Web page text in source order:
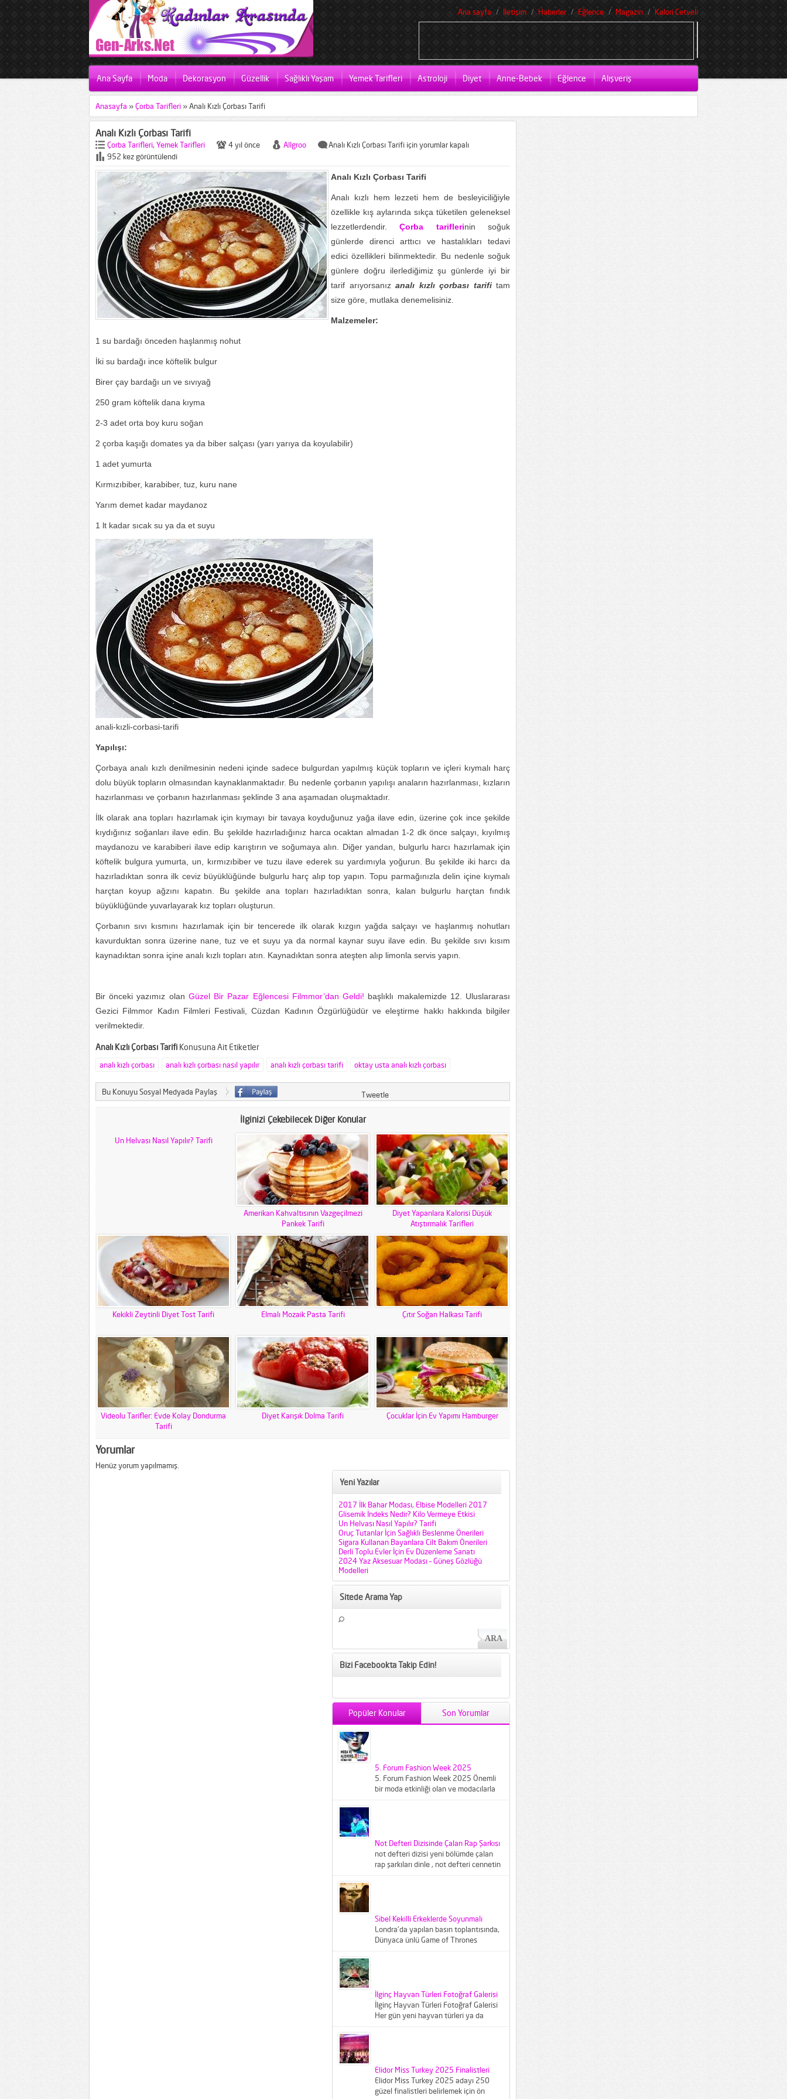
Ana sayfa İletişim Haberler Eğlence Magazin Kalori Cetveli
Ana Sayfa Moda Dekorasyon Güzellik Sağlıklı Yaşam Yemek Tarifleri Astroloji Diyet Anne-Bebek Eğlence Alışveriş
Anasayfa »Çorba Tarifleri »Analı Kızlı Çorbası Tarifi
Analı Kızlı Çorbası Tarifi
Çorba Tarifleri, Yemek Tarifleri 4 yıl önce Allgroo Analı Kızlı Çorbası Tarifi içinyorumlar kapalı
952 kez görüntülendi
Analı Kızlı Çorbası Tarifi
Analı kızlı hem lezzeti hem de besleyiciliğiyle
özellikle kış aylarında sıkça tüketilen geleneksel
lezzetlerdendir.Çorba tariflerinin soğuk
günlerde direnci arttıcı ve hastalıkları tedavi
edici özellikleri bilinmektedir. Bu nedenle soğuk
günlere doğru ilerlediğimiz şu günlerde iyi bir
tarif arıyorsanız analı kızlı çorbası tarifitam
size göre, mutlaka denemelisiniz.
Malzemeler:
1 su bardağı önceden haşlanmış nohut
İki su bardağı ince köftelik bulgur
Birer çay bardağı un ve sıvıyağ
250 gram köftelik dana kıyma
2-3 adet orta boy kuru soğan
2 çorba kaşığı domates ya da biber salçası (yarı yarıya da koyulabilir)
1 adet yumurta
Kırmızıbiber, karabiber, tuz, kuru nane
Yarım demet kadar maydanoz
1 lt kadar sıcak su ya da et suyu
anali-kızli-corbasi-tarifi
Yapılışı:
Çorbaya analı kızlı denilmesinin nedeni içinde sadece bulgurdan yapılmış küçük topların ve içleri kıymalı harç
dolu büyük topların olmasından kaynaklanmaktadır. Bu nedenle çorbanın yapılışı anaların hazırlanması, kızların
hazırlanması ve çorbanın hazırlanması şeklinde 3 ana aşamadan oluşmaktadır.
İlk olarak ana topları hazırlamak için kıymayı bir tavaya koyduğunuz yağa ilave edin, üzerine çok ince şekilde
kıydığınız soğanları ilave edin. Bu şekilde hazırladığınız harca ocaktan almadan 1-2 dk önce salçayı, kıyılmış
maydanozu ve karabiberi ilave edip karıştırın ve soğumaya alın. Diğer yandan, bulgurlu harcı hazırlamak için
köftelik bulgura yumurta, un, kırmızıbiber ve tuzu ilave ederek su yardımıyla yoğurun. Bu şekilde iki harcı da
hazırladıktan sonra ilk ceviz büyüklüğünde bulgurlu harç alıp top yapın. Topu parmağınızla delin içine kıymalı
harçtan koyup ağzını kapatın. Bu şekilde ana topları hazırladıktan sonra, kalan bulgurlu harçtan fındık
büyüklüğünde yuvarlayarak kız topları oluşturun.
Çorbanın sıvı kısmını hazırlamak için bir tencerede ilk olarak kızgın yağda salçayı ve haşlanmış nohutları
kavurduktan sonra üzerine nane, tuz ve et suyu ya da normal kaynar suyu ilave edin. Bu şekilde sıvı kısım
kaynadıktan sonra içine analı kızlı topları atın. Kaynadıktan sonra ateşten alıp limonla servis yapın.
Bir önceki yazımız olan Güzel Bir Pazar Eğlencesi Filmmor’dan Geldi! başlıklı makalemizde 12. Uluslararası
Gezici Filmmor Kadın Filmleri Festivali, Cüzdan Kadının Özgürlüğüdür ve eleştirme hakkı hakkında bilgiler
verilmektedir.
Analı Kızlı Çorbası Tarifi Konusuna Ait Etiketler
analı kızlı çorbası analı kızlı çorbası nasıl yapılır analı kızlı çorbası tarifi oktay usta analı kızlı çorbası
Bu Konuyu Sosyal Medyada Paylaş Tweetle
İlginizi Çekebilecek Diğer Konular
Un Helvası Nasıl Yapılır? Tarifi
Amerikan Kahvaltısının Vazgeçilmezi
Pankek Tarifi
Diyet Yapanlara Kalorisi Düşük
Atıştırmalık Tarifleri
Kekikli Zeytinli Diyet Tost Tarifi Elmalı Mozaik Pasta Tarifi Çıtır Soğan Halkası Tarifi
Videolu Tarifler: Evde Kolay Dondurma
Tarifi
Diyet Karışık Dolma Tarifi Çocuklar İçin Ev Yapımı Hamburger
Yorumlar
Henüz yorum yapılmamış.
Yeni Yazılar
2017 İlk Bahar Modası, Elbise Modelleri 2017
Glisemik İndeks Nedir? Kilo Vermeye Etkisi
Un Helvası Nasıl Yapılır? Tarifi
Oruç Tutanlar İçin Sağlıklı Beslenme Önerileri
Sigara Kullanan Bayanlara Cilt Bakım Önerileri
Derli Toplu Evler İçin Ev Düzenleme Sanatı
2024 Yaz Aksesuar Modası – Güneş Gözlüğü
Modelleri
Sitede Arama Yap
Bizi Facebookta Takip Edin!
Popüler Konular Son Yorumlar
5. Forum Fashion Week 2025
5. Forum Fashion Week 2025 Önemli
bir moda etkinliği olan ve modacılarla
modaseverleri buluşturan Forum
Not Defteri Dizisinde Çalan Rap Şarkısı
not defteri dizisi yeni bölümde çalan
rap şarkıları dinle , not defteri cennetin
çocukları şarkısı...
Sibel Kekilli Erkeklerde Soyunmalı
Londra'da yapılan basın toplantısında,
Dünyaca ünlü Game of Thrones
dizisinin ünlü oyuncusu Sibel Kekilliye
İlginç Hayvan Türleri Fotoğraf Galerisi
İlginç Hayvan Türleri Fotoğraf Galerisi
Her gün yeni hayvan türleri ya da
bilinen türlerin farklı varyantları
Elidor Miss Turkey 2025 Finalistleri
Elidor Miss Turkey 2025 adayı 250
güzel finalistleri belirlemek için ön